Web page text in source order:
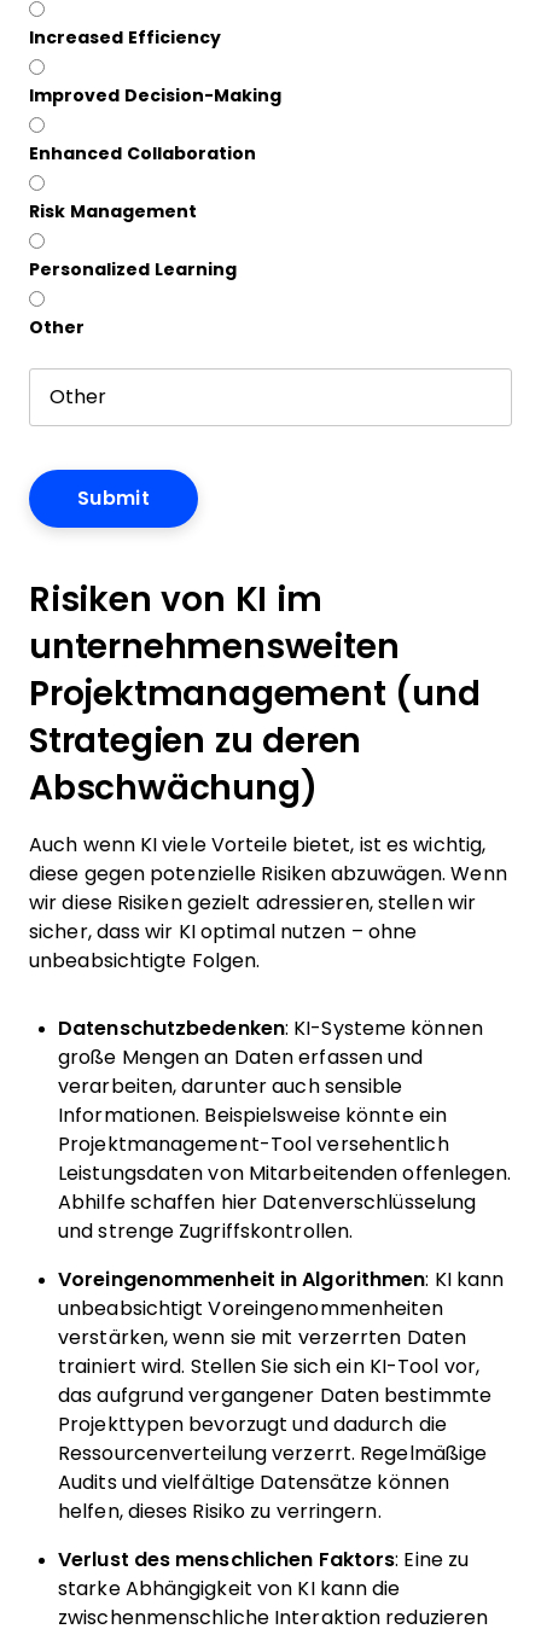
Increased Efficiency
Improved Decision-Making
Enhanced Collaboration
Risk Management
Personalized Learning
Other
Risiken von KI im
unternehmensweiten
Projektmanagement (und
Strategien zu deren
Abschwächung)
Auch wenn KI viele Vorteile bietet, ist es wichtig,
diese gegen potenzielle Risiken abzuwägen. Wenn
wir diese Risiken gezielt adressieren, stellen wir
sicher, dass wir KI optimal nutzen – ohne
unbeabsichtigte Folgen.
Datenschutzbedenken: KI-Systeme können
große Mengen an Daten erfassen und
verarbeiten, darunter auch sensible
Informationen. Beispielsweise könnte ein
Projektmanagement-Tool versehentlich
Leistungsdaten von Mitarbeitenden offenlegen.
Abhilfe schaffen hier Datenverschlüsselung
und strenge Zugriffskontrollen.
Voreingenommenheit in Algorithmen: KI kann
unbeabsichtigt Voreingenommenheiten
verstärken, wenn sie mit verzerrten Daten
trainiert wird. Stellen Sie sich ein KI-Tool vor,
das aufgrund vergangener Daten bestimmte
Projekttypen bevorzugt und dadurch die
Ressourcenverteilung verzerrt. Regelmäßige
Audits und vielfältige Datensätze können
helfen, dieses Risiko zu verringern.
Verlust des menschlichen Faktors: Eine zu
starke Abhängigkeit von KI kann die
zwischenmenschliche Interaktion reduzieren